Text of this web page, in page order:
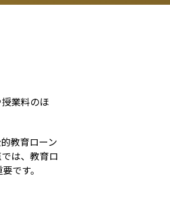
業料のほ
教育ローン
は、教育ロ
です。